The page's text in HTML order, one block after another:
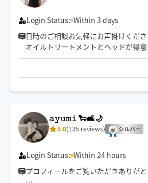
🌟身体を見極めた施術を心掛け、
同業セラピストからもご指名頂いてま
Login Status: Within 3 days
日時のご相談お気軽にお声掛けくださ
オイルトリートメントとヘッドが得
時まででよろしくお願いいたします
𝚊𝚢𝚞𝚖𝚒 🐑🛋️🌙
5.0(135 reviews) シルバー
Login Status: Within 24 hours
プロフィールをご覧いただきありが